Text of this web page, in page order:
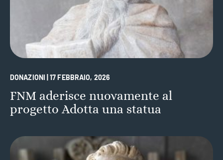
DONAZIONI | 17 FEBBRAIO, 2026
FNM aderisce nuovamente al
progetto Adotta una statua